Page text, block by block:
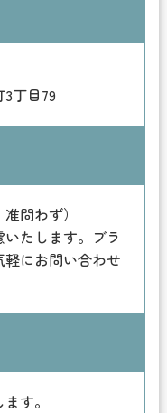
丁目79
問わず）
たします。ブラ
にお問い合わせ
す。